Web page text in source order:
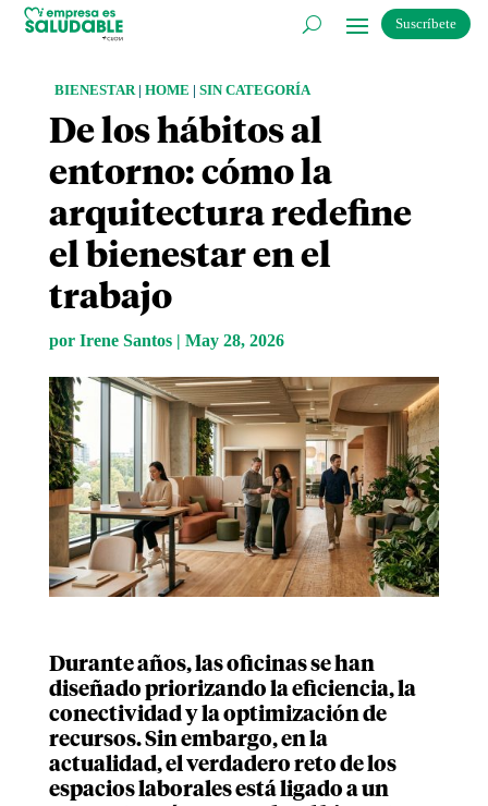
Suscríbete
BIENESTAR| HOME SIN CATEGORÍA
De los hábitos al
entorno: cómo la
arquitectura redefine
el bienestar en el
trabajo
por Irene Santos| May 28, 2026
Durante años, las oficinas se han
diseñado priorizando la eficiencia, la
conectividad y la optimización de
recursos. Sin embargo, en la
actualidad, el verdadero reto de los
espacios laborales está ligado a un